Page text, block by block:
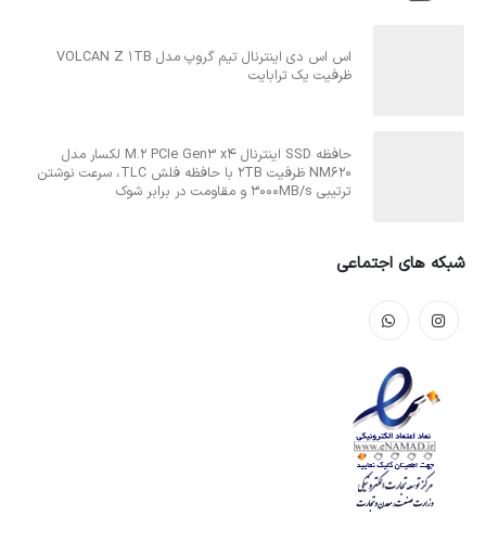
اس اس دی اینترنال تیم گروپ مدل VOLCAN Z 1TB
ظرفیت یک ترابایت
حافظه SSD اینترنال M.2 PCIe Gen3 x4 لکسار مدل
NM620 ظرفیت 2TB با حافظه فلش TLC، سرعت نوشتن
ترتیبی 3000MB/s و مقاومت در برابر شوک
شبکه های اجتماعی